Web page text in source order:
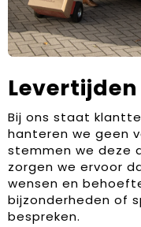
Bij ons staat
hanteren we geen
stemmen we deze
zorgen we ervoor
wensen en
bijzonderheden of
bespreken.